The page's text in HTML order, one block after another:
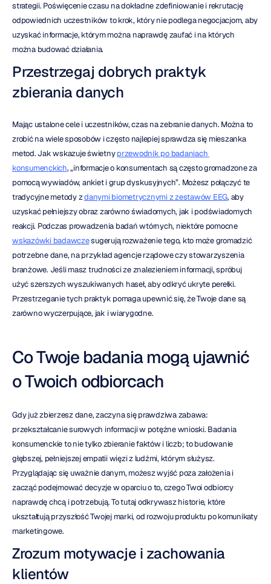
strategii. Poświęcenie czasu na dokładne zdefiniowanie i rekrutację
odpowiednich uczestników to krok, który nie podlega negocjacjom, aby
uzyskać informacje, którym można naprawdę zaufać i na których
można budować działania.
Przestrzegaj dobrych praktyk
zbierania danych
Mając ustalone cele i uczestników, czas na zebranie danych. Można to
zrobić na wiele sposobów i często najlepiej sprawdza się mieszanka
metod. Jak wskazuje świetny przewodnik po badaniach
konsumenckich, „informacje o konsumentach są często gromadzone za
pomocą wywiadów, ankiet i grup dyskusyjnych”. Możesz połączyć te
tradycyjne metody z danymi biometrycznymi z zestawów EEG, aby
uzyskać pełniejszy obraz zarówno świadomych, jak i podświadomych
reakcji. Podczas prowadzenia badań wtórnych, niektóre pomocne
wskazówki badawcze sugerują rozważenie tego, kto może gromadzić
potrzebne dane, na przykład agencje rządowe czy stowarzyszenia
branżowe. Jeśli masz trudności ze znalezieniem informacji, spróbuj
użyć szerszych wyszukiwanych haseł, aby odkryć ukryte perełki.
Przestrzeganie tych praktyk pomaga upewnić się, że Twoje dane są
zarówno wyczerpujące, jak i wiarygodne.
Co Twoje badania mogą ujawnić
o Twoich odbiorcach
Gdy już zbierzesz dane, zaczyna się prawdziwa zabawa:
przekształcanie surowych informacji w potężne wnioski. Badania
konsumenckie to nie tylko zbieranie faktów i liczb; to budowanie
głębszej, pełniejszej empatii więzi z ludźmi, którym służysz.
Przyglądając się uważnie danym, możesz wyjść poza założenia i
zacząć podejmować decyzje w oparciu o to, czego Twoi odbiorcy
naprawdę chcą i potrzebują. To tutaj odkrywasz historie, które
ukształtują przyszłość Twojej marki, od rozwoju produktu po komunikaty
marketingowe.
Zrozum motywacje i zachowania
klientów